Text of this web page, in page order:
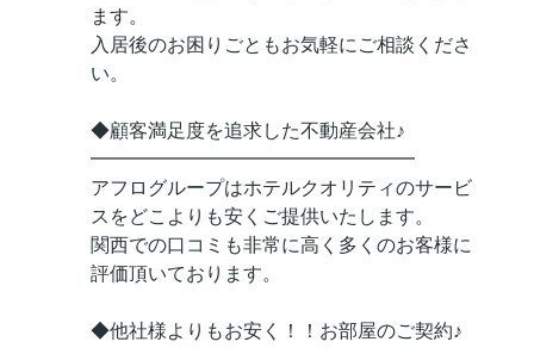
ます。
入居後のお困りごともお気軽にご相談くださ
い。
◆顧客満足度を追求した不動産会社♪
━━━━━━━━━━━━━━━━━
アフログループはホテルクオリティのサービ
スをどこよりも安くご提供いたします。
関西での口コミも非常に高く多くのお客様に
評価頂いております。
◆他社様よりもお安く！！お部屋のご契約♪